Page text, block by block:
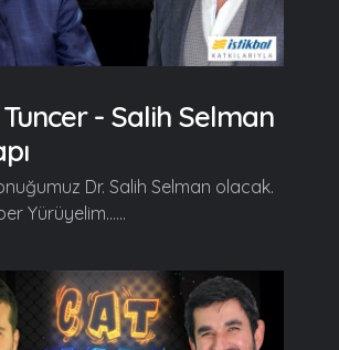
- Salih Selman
Dr. Salih Selman olacak.
Yürüyelim......